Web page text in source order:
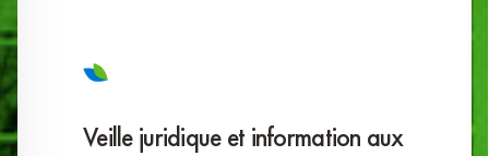
Veille juridique et information aux